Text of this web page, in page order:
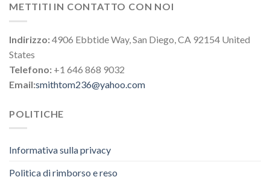
METTITI IN CONTATTO CON NOI
Indirizzo:4906 Ebbtide Way, San Diego, CA 92154 United
States
Telefono: +1 646 868 9032
Email:smithtom236@yahoo.com
POLITICHE
Informativa sulla privacy
Politica di rimborso e reso